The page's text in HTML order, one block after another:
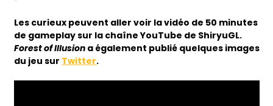
Les curieux peuvent aller voir la vidéo de 50 minutes
de gameplay sur la chaîne YouTube de ShiryuGL.
Forest of Illusion a également publié quelques images
du jeu sur Twitter.